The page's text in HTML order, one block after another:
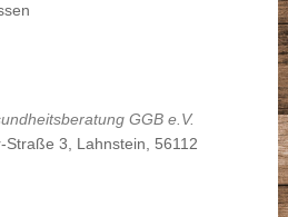
GGB e.V.
Straße 3, Lahnstein, 56112